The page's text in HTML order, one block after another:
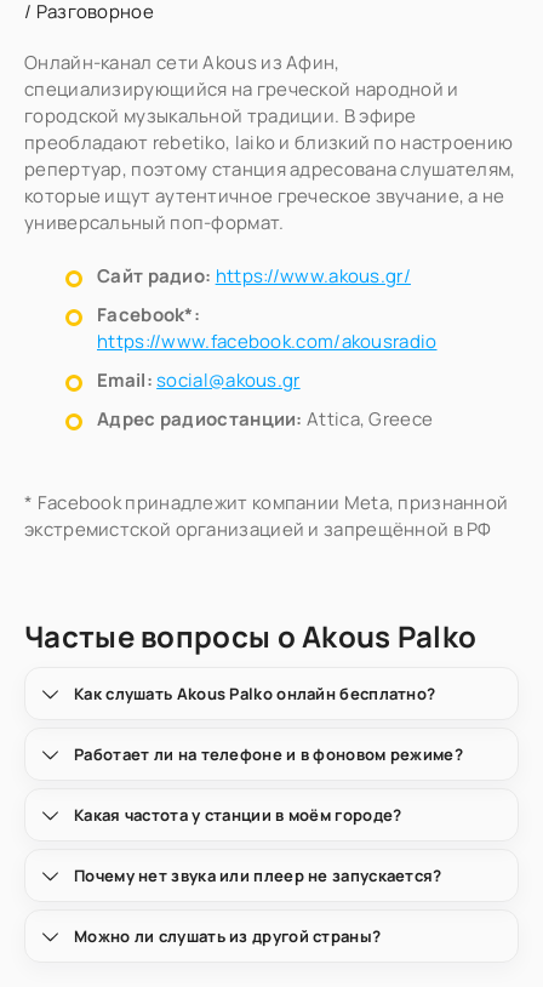
/ Разговорное
Онлайн-канал сети Akous из Афин,
специализирующийся на греческой народной и
городской музыкальной традиции. В эфире
преобладают rebetiko, laiko и близкий по настроению
репертуар, поэтому станция адресована слушателям,
которые ищут аутентичное греческое звучание, а не
универсальный поп-формат.
Сайт радио: https://www.akous.gr/
Facebook*:
https://www.facebook.com/akousradio
Email:social@akous.gr
Адрес радиостанции: Attica, Greece
* Facebook принадлежит компании Meta, признанной
экстремистской организацией и запрещённой в РФ
Частые вопросы о Akous Palko
Как слушать Akous Palko онлайн бесплатно?
Работает ли на телефоне и в фоновом режиме?
Какая частота у станции в моём городе?
Почему нет звука или плеер не запускается?
Можно ли слушать из другой страны?